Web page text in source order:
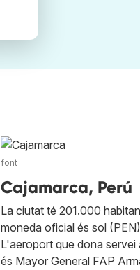
font
Cajamarca, Perú
La ciutat té 201.000
moneda oficial és sol
L'aeroport que dona servei
és Mayor General FAP